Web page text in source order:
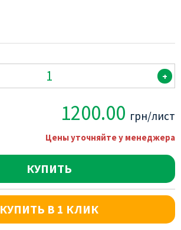
+
1200.00 грн/лист
Цены уточняйте у менеджера
КУПИТЬ
КУПИТЬ В 1 КЛИК